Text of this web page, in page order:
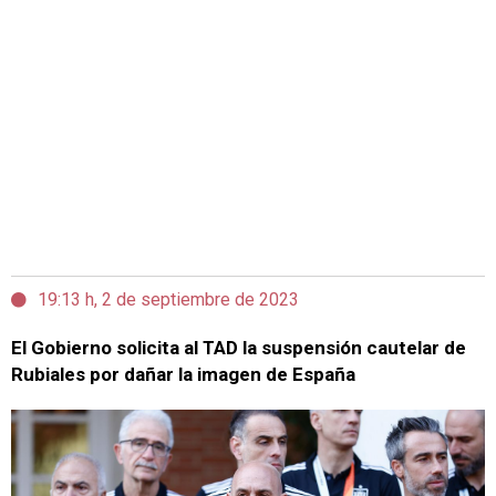
19:13 h, 2 de septiembre de 2023
El Gobierno solicita al TAD la suspensión cautelar de
Rubiales por dañar la imagen de España